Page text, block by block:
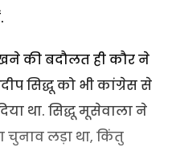
की बदौलत ही कौर ने
सिद्धू को भी कांग्रेस से
था. सिद्धू मूसेवाला ने
चुनाव लड़ा था, किंतु